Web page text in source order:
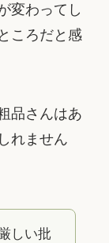
変わってし
ころだと感
品さんはあ
れません
しい批